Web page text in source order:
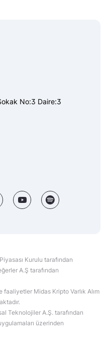
No:3 Daire:3
Kurulu tarafından
A.Ş tarafından
Midas Kripto Varlık Alım
Teknolojiler A.Ş. tarafından
üzerinden